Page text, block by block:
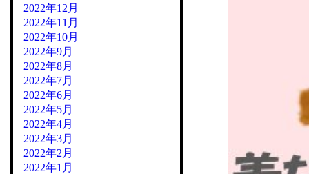
2022年12月
2022年11月
2022年10月
2022年9月
2022年8月
2022年7月
2022年6月
2022年5月
2022年4月
2022年3月
2022年2月
2022年1月